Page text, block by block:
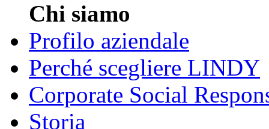
Chi siamo
Profilo aziendale
Perché scegliere LINDY
Corporate Social
Storia